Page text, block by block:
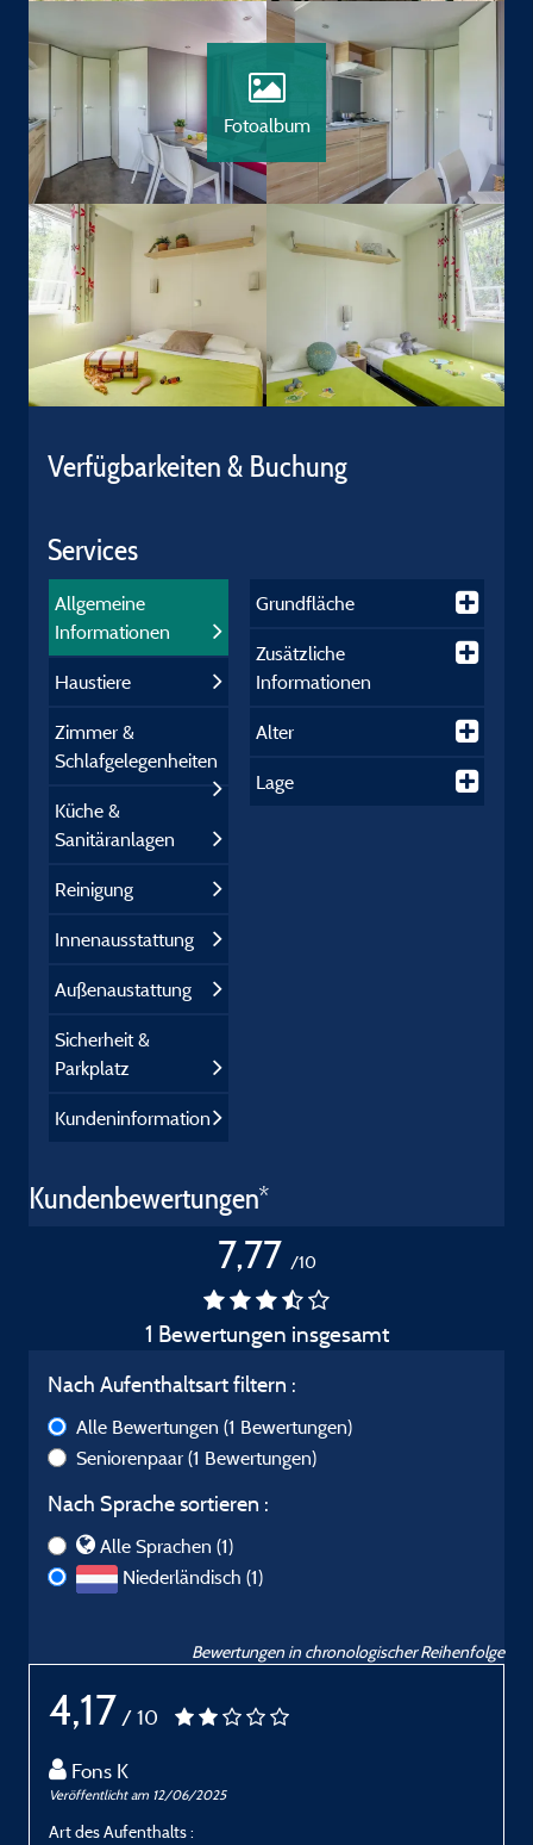
Fotoalbum
Verfügbarkeiten & Buchung
Services
Allgemeine
Informationen
Haustiere
Zimmer &
Schlafgelegenheiten
Küche &
Sanitäranlagen
Reinigung
Innenausstattung
Außenaustattung
Sicherheit &
Parkplatz
Kundeninformation
Grundfläche
Zusätzliche
Informationen
Alter
Lage
Kundenbewertungen*
7,77 /10
1 Bewertungen insgesamt
Nach Aufenthaltsart filtern :
Alle Bewertungen (1 Bewertungen)
Seniorenpaar (1 Bewertungen)
Nach Sprache sortieren :
Alle Sprachen (1)
Niederländisch (1)
Bewertungen in chronologischer Reihenfolge
4,17 / 10
Fons K
Veröffentlicht am 12/06/2025
Art des Aufenthalts :